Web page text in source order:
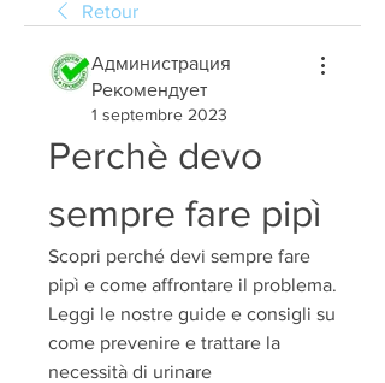
Retour
Администрация
Рекомендует
1 septembre 2023
Perchè devo
sempre fare pipì
Scopri perché devi sempre fare
pipì e come affrontare il problema.
Leggi le nostre guide e consigli su
come prevenire e trattare la
necessità di urinare